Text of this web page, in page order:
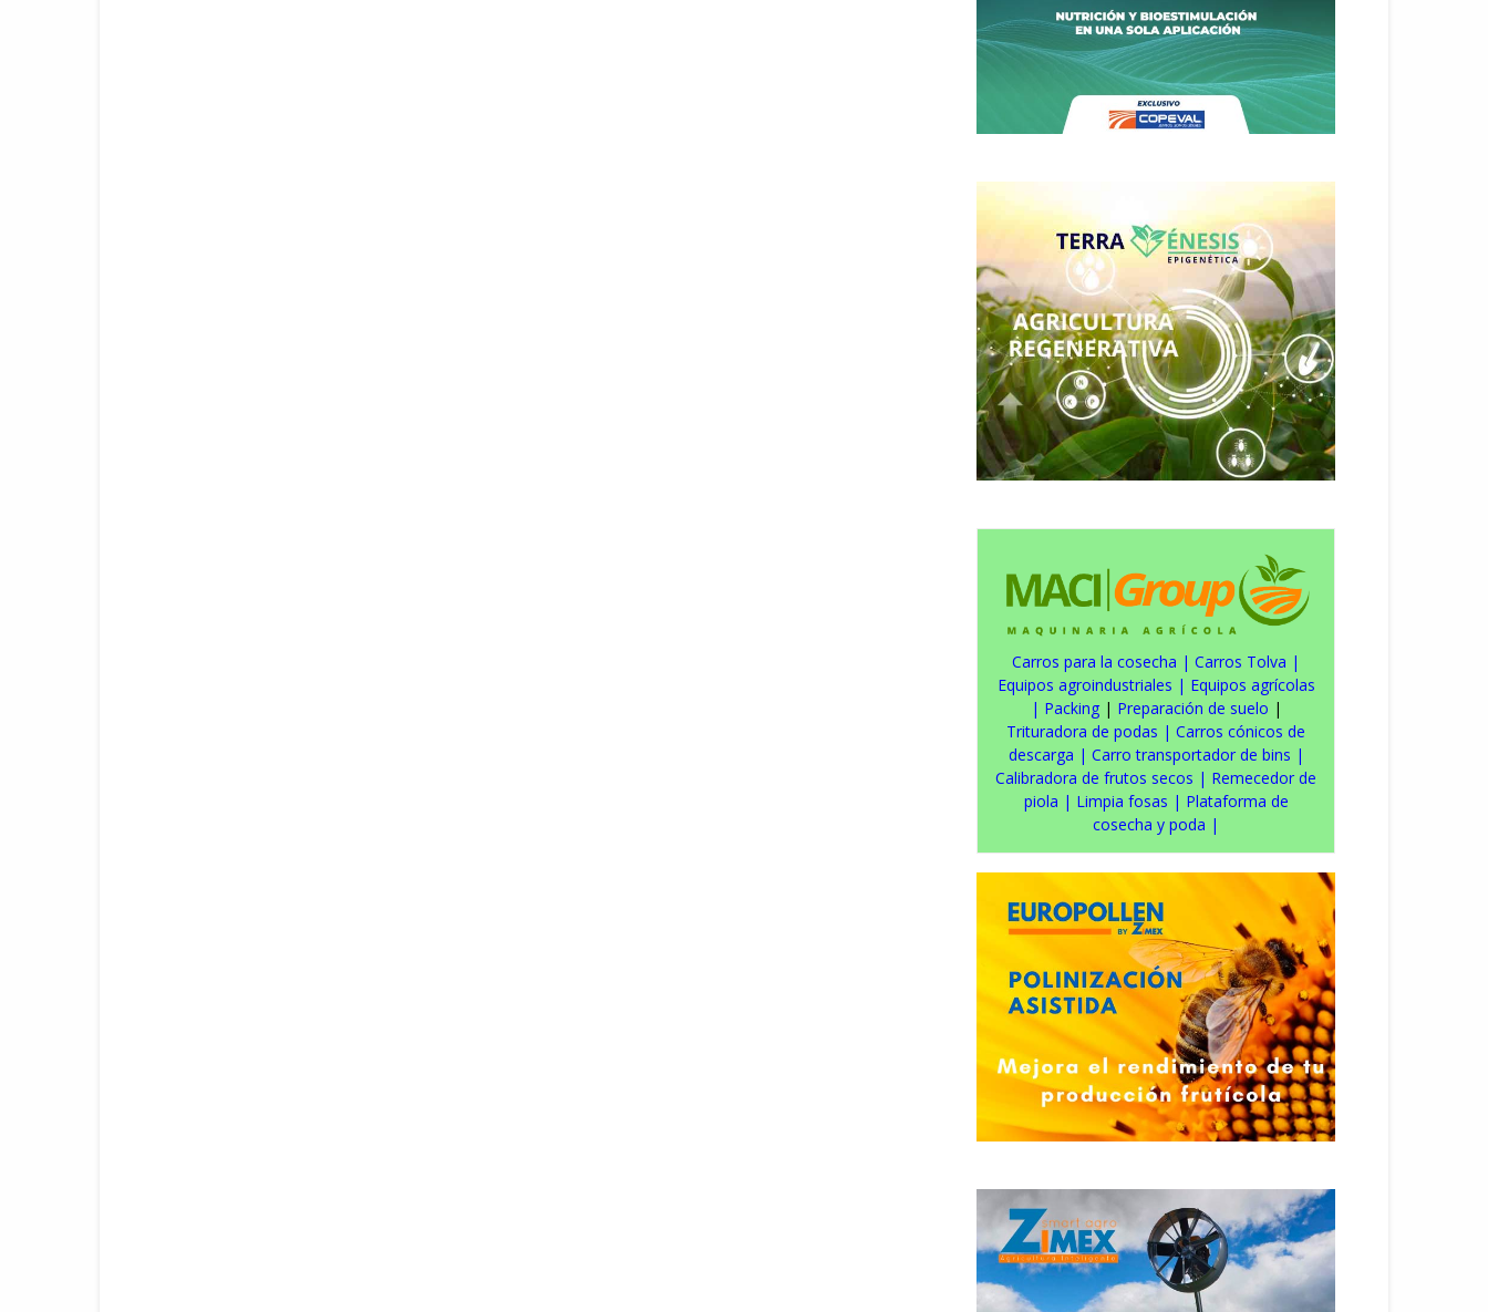
Carros para la cosecha | Carros Tolva |
Equipos agroindustriales | Equipos agrícolas
| Packing| Preparación de suelo |
Trituradora de podas | Carros cónicos de
descarga | Carro transportador de bins |
Calibradora de frutos secos | Remecedor de
piola | Limpia fosas | Plataforma de
cosecha y poda |